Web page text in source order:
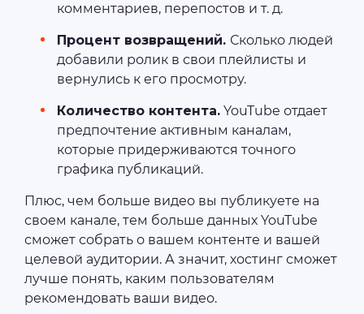
комментариев, перепостов и т. д.
Процент возвращений. Сколько людей
добавили ролик в свои плейлисты и
вернулись к его просмотру.
Количество контента. YouTube отдает
предпочтение активным каналам,
которые придерживаются точного
графика публикаций.
Плюс, чем больше видео вы публикуете на
своем канале, тем больше данных YouTube
сможет собрать о вашем контенте и вашей
целевой аудитории. А значит, хостинг сможет
лучше понять, каким пользователям
рекомендовать ваши видео.